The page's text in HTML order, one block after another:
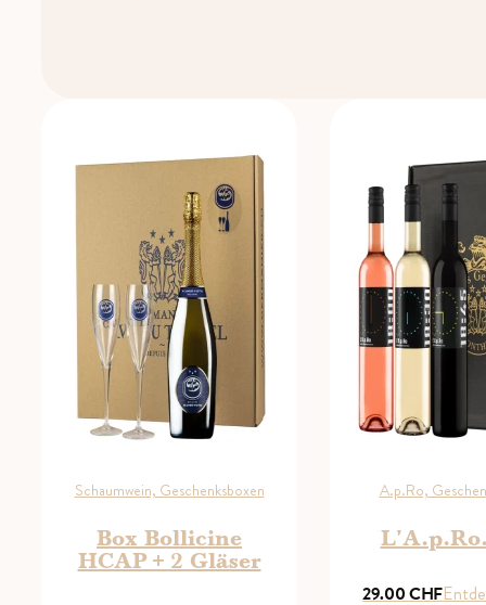
Schaumwein, Geschenksboxen
Box Bollicine
HCAP + 2 Gläser
A.p.Ro,
29.00CHF